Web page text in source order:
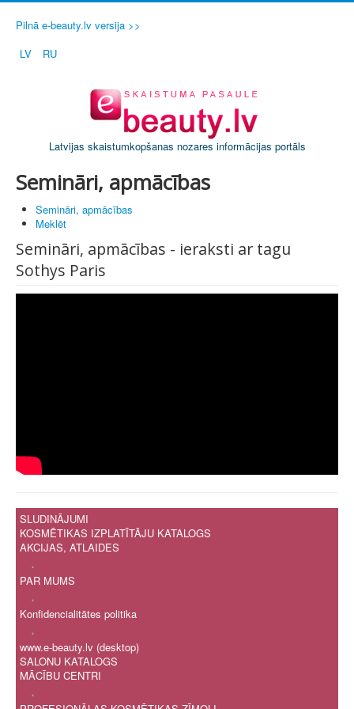
Pilnā e-beauty.lv versija >>
LV
RU
Latvijas skaistumkopšanas nozares informācijas portāls
Semināri, apmācības
Semināri, apmācības
Meklēt
Semināri, apmācības - ieraksti ar tagu
Sothys Paris
SLUDINĀJUMI
KOSMĒTIKAS IZPLATĪTĀJU KATALOGS
AKCIJAS, ATLAIDES
.
PAR MUMS
.
Konfidencialitātes politika
.
www.e-beauty.lv (desktop)
SALONU KATALOGS
MĀCĪBU CENTRI
.